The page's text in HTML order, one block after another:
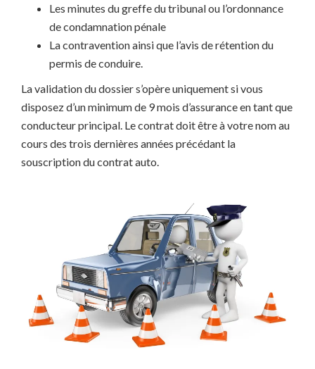
Les minutes du greffe du tribunal ou l’ordonnance
de condamnation pénale
La contravention ainsi que l’avis de rétention du
permis de conduire.
La validation du dossier s’opère uniquement si vous
disposez d’un minimum de 9 mois d’assurance en tant que
conducteur principal. Le contrat doit être à votre nom au
cours des trois dernières années précédant la
souscription du contrat auto.